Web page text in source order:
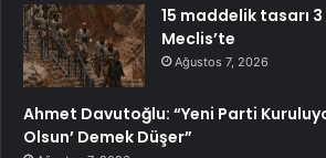
15 maddelik tasarı
Meclis’te
Ağustos 7, 2026
Ahmet Davutoğlu: “Yeni Parti
Olsun’ Demek Düşer”